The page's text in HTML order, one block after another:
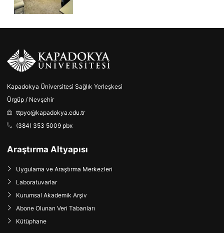
Kapadokya Üniversitesi Sağlık Yerleşkesi
Ürgüp / Nevşehir
ttpyo@kapadokya.edu.tr
(384) 353 5009 pbx
Araştırma Altyapısı
Uygulama ve Araştırma Merkezleri
Laboratuvarlar
Kurumsal Akademik Arşiv
Abone Olunan Veri Tabanları
Kütüphane